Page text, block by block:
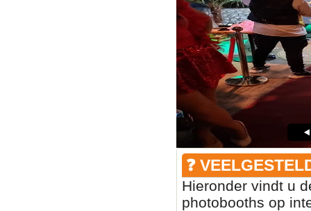
❓
Hieronder vindt u
photobooths op